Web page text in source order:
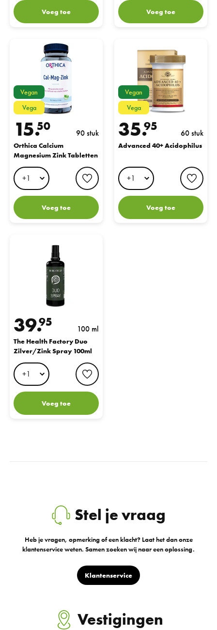
Voeg toe Voeg toe
Orthica Calcium Magnesium Zink Tabletten
Vegan
Vega
15.50 90 stuk
Orthica Calcium
Magnesium Zink Tabletten
favorite button
Voeg toe
Vegan
Vega
35.
95 60 stuk
Advanced 40+ Acidophilus
Voeg toe
39.
95 100 ml
The Health Factory Duo
Zilver/Zink Spray 100ml
Voeg toe
Stel je vraag
Heb je vragen, opmerking of een klacht? Laat het dan onze
klantenservice weten. Samen zoeken wij naar een oplossing.
Klantenservice
Vestigingen